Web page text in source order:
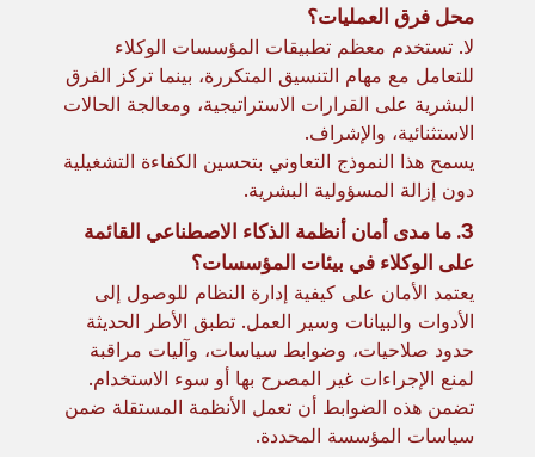
محل فرق العمليات؟
لا. تستخدم معظم تطبيقات المؤسسات الوكلاء
للتعامل مع مهام التنسيق المتكررة، بينما تركز الفرق
البشرية على القرارات الاستراتيجية، ومعالجة الحالات
الاستثنائية، والإشراف.
يسمح هذا النموذج التعاوني بتحسين الكفاءة التشغيلية
دون إزالة المسؤولية البشرية.
3. ما مدى أمان أنظمة الذكاء الاصطناعي القائمة
على الوكلاء في بيئات المؤسسات؟
يعتمد الأمان على كيفية إدارة النظام للوصول إلى
الأدوات والبيانات وسير العمل. تطبق الأطر الحديثة
حدود صلاحيات، وضوابط سياسات، وآليات مراقبة
لمنع الإجراءات غير المصرح بها أو سوء الاستخدام.
تضمن هذه الضوابط أن تعمل الأنظمة المستقلة ضمن
سياسات المؤسسة المحددة.